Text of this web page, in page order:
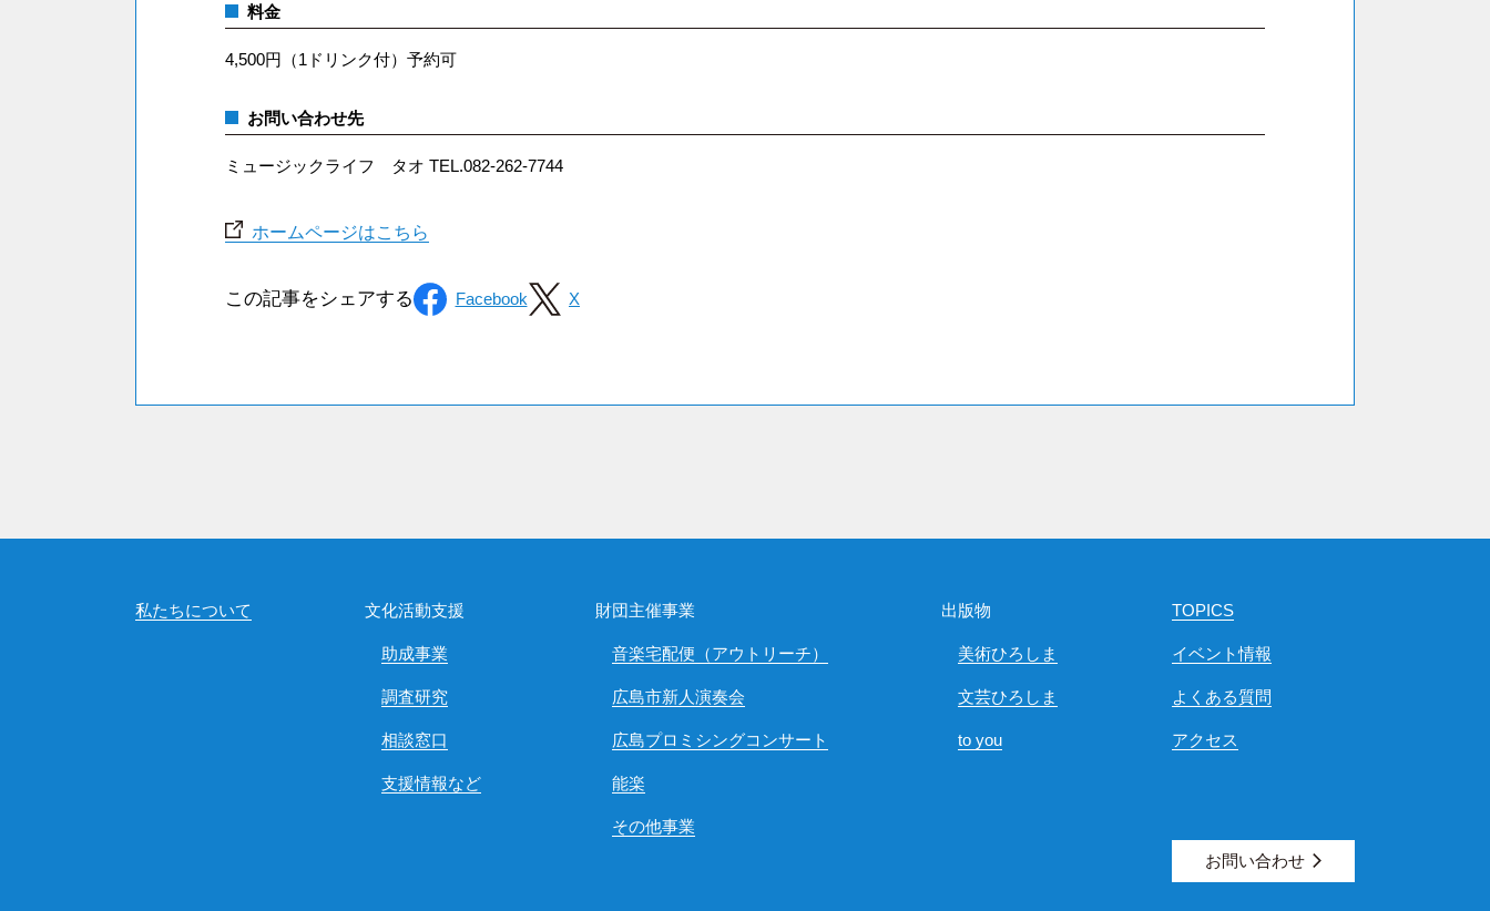
料金
4,500円（1ドリンク付）予約可
お問い合わせ先
ミュージックライフ タオ TEL.082-262-7744
ホームページはこちら
私たちについて 文化活動支援
助成事業
調査研究
相談窓口
支援情報など
財団主催事業
音楽宅配便（アウトリーチ）
広島市新人演奏会
広島プロミシングコンサート
能楽
その他事業
出版物
美術ひろしま
文芸ひろしま
to you
TOPICS
イベント情報
よくある質問
アクセス
お問い合わせ